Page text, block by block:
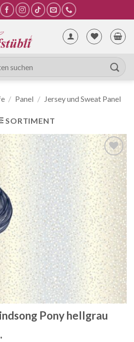
/ Panel / Jersey und Sweat Panel
SORTIMENT
Auf die
Wunschliste
Pony hellgrau